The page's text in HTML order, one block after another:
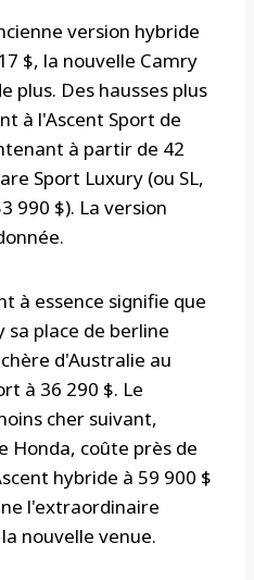
version hybride
$, la nouvelle Camry
plus. Des hausses plus
à l'Ascent Sport de
à partir de 42
Sport Luxury (ou SL,
990 $). La version
à essence signifie que
sa place de berline
d'Australie au
à 36 290 $. Le
cher suivant,
Honda, coûte près de
hybride à 59 900 $
l'extraordinaire
nouvelle venue.